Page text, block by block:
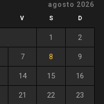
agosto 2026
V S D
1 2
7 8 9
14 15 16
21 22 23